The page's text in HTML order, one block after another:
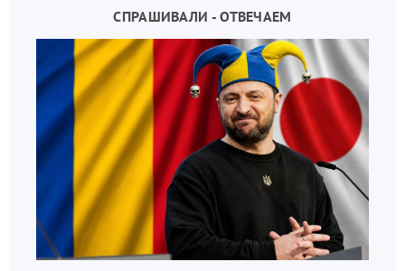
СПРАШИВАЛИ - ОТВЕЧАЕМ